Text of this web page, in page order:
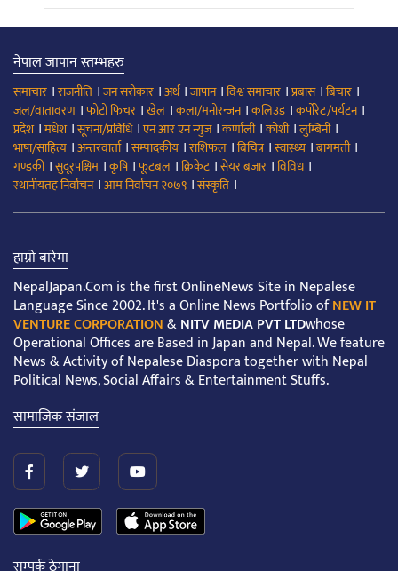
नेपाल जापान स्तम्भहरु
समाचार ।राजनीति ।जन सरोकार ।अर्थ।जापान।विश्व समाचार ।प्रबास।बिचार ।
जल/वातावरण ।फोटो फिचर ।खेल ।कला/मनोरन्जन।कलिउड।कर्पोरेट/पर्यटन।
प्रदेश।मधेश।सूचना/प्रविधि।एन आर एन न्युज।कर्णाली।कोशी।लुम्बिनी।
भाषा/साहित्य ।अन्तरवार्ता।सम्पादकीय ।राशिफल ।बिचित्र।स्वास्थ्य ।बागमती।
गण्डकी।सुदूरपश्चिम ।कृषि।फूटबल ।क्रिकेट।सेयर बजार ।विविध।
स्थानीयतह निर्वाचन।आम निर्वाचन २०७९ ।संस्कृति ।
हाम्रो बारेमा
NepalJapan.Com is the first OnlineNews Site in Nepalese
Language Since 2002. It's a Online News Portfolio ofNEW IT
VENTURE CORPORATION&NITV MEDIA PVT LTDwhose
Operational Offices are Based in Japan and Nepal. We feature
News & Activity of Nepalese Diaspora together with Nepal
Political News, Social Affairs & Entertainment Stuffs.
सामाजिक संजाल